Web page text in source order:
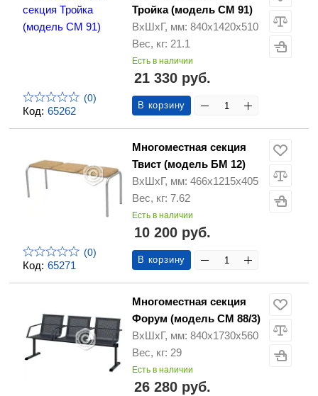
Код: 65262
(0)
Тройка (модель CМ 91)
ВхШхГ, мм: 840х1420х510
Вес, кг: 21.1
Есть в наличии
21 330 руб.
В корзину
Код: 65271
(0)
Многоместная секция
Твист (модель БМ 12)
ВхШхГ, мм: 466х1215х405
Вес, кг: 7.62
Есть в наличии
10 200 руб.
В корзину
Многоместная секция
Форум (модель СМ 88/3)
ВхШхГ, мм: 840х1730х560
Вес, кг: 29
Есть в наличии
26 280 руб.